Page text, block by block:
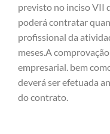
previsto no inciso VII
poderá contratar
profissional da
meses.A
empresarial. bem
deverá ser efetuada
do contrato.